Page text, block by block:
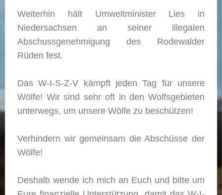
Weiterhin hält Umweltminister Lies in
Niedersachsen an seiner illegalen
Abschussgenehmigung des Rodewalder
Rüden fest.
Das W-I-S-Z-V kämpft jeden Tag für unsere
Wölfe! Wir sind sehr oft in den Wolfsgebieten
unterwegs, um unsere Wölfe zu beschützen!
Verhindern wir gemeinsam die Abschüsse der
Wölfe!
Deshalb wende ich mich an Euch und bitte um